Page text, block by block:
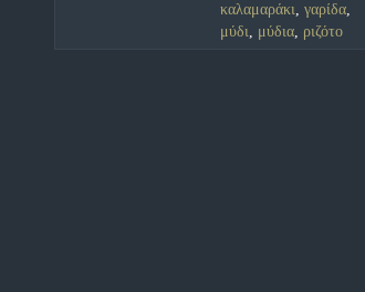
καλαμαράκι,γαρίδα,
μύδι, μύδια, ριζότο